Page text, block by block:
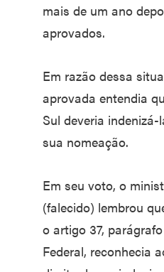
mais de um ano
aprovados.
Em razão dessa
aprovada entendia
Sul deveria
sua nomeação.
Em seu voto, o
(falecido) lembrou
o artigo 37,
Federal, reconhecia